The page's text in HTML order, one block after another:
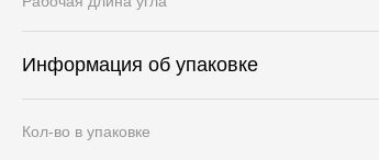
Информация об упаковке
Кол-во в упаковке